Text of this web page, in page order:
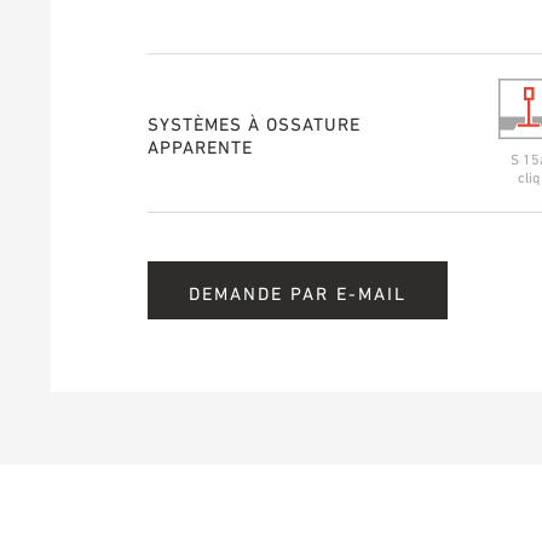
SYSTÈMES À OSSATURE
APPARENTE
S
cliq
DEMANDE PAR E-MAIL